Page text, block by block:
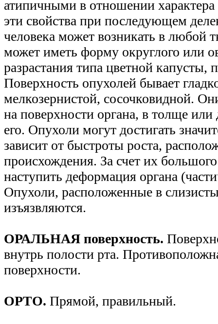
атипичными в отношении
эти свойства при последующем
человека может возникать в любой
может иметь форму округлого или
разрастания типа цветной капусты,
Поверхность опухолей бывает
мелкозернистой, сосочковидной.
на поверхности органа, в толще или
его. Опухоли могут достигать
зависит от быстроты роста,
происхождения. За счет их
наступить деформация органа
Опухоли, расположенные в
изъязвляются.
ОРАЛЬНАЯ поверхность.
внутрь полости рта.
поверхности.
ОРТО. Прямой, правильный.